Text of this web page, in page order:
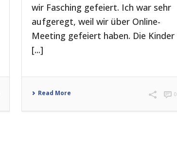
wir Fasching gefeiert. Ich war sehr
aufgeregt, weil wir über Online-
Meeting gefeiert haben. Die Kinder
[...]
Read More 0